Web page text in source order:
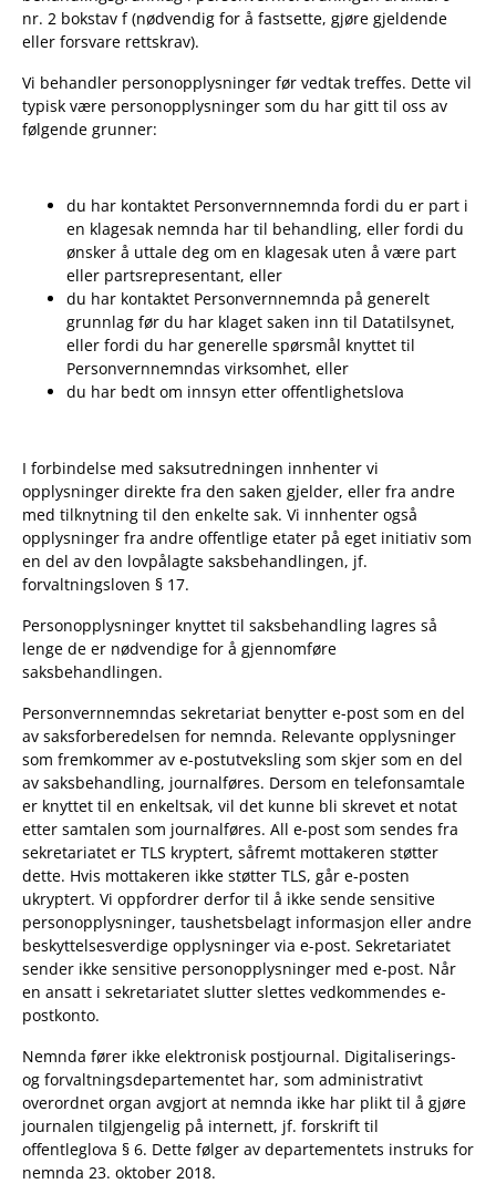
nr. 2 bokstav f (nødvendig for å fastsette, gjøre gjeldende
eller forsvare rettskrav).
Vi behandler personopplysninger før vedtak treffes. Dette vil
typisk være personopplysninger som du har gitt til oss av
følgende grunner:
du har kontaktet Personvernnemnda fordi du er part i
en klagesak nemnda har til behandling, eller fordi du
ønsker å uttale deg om en klagesak uten å være part
eller partsrepresentant, eller
du har kontaktet Personvernnemnda på generelt
grunnlag før du har klaget saken inn til Datatilsynet,
eller fordi du har generelle spørsmål knyttet til
Personvernnemndas virksomhet, eller
du har bedt om innsyn etter offentlighetslova
I forbindelse med saksutredningen innhenter vi
opplysninger direkte fra den saken gjelder, eller fra andre
med tilknytning til den enkelte sak. Vi innhenter også
opplysninger fra andre offentlige etater på eget initiativ som
en del av den lovpålagte saksbehandlingen, jf.
forvaltningsloven § 17.
Personopplysninger knyttet til saksbehandling lagres så
lenge de er nødvendige for å gjennomføre
saksbehandlingen.
Personvernnemndas sekretariat benytter e-post som en del
av saksforberedelsen for nemnda. Relevante opplysninger
som fremkommer av e-postutveksling som skjer som en del
av saksbehandling, journalføres. Dersom en telefonsamtale
er knyttet til en enkeltsak, vil det kunne bli skrevet et notat
etter samtalen som journalføres. All e-post som sendes fra
sekretariatet er TLS kryptert, såfremt mottakeren støtter
dette. Hvis mottakeren ikke støtter TLS, går e-posten
ukryptert. Vi oppfordrer derfor til å ikke sende sensitive
personopplysninger, taushetsbelagt informasjon eller andre
beskyttelsesverdige opplysninger via e-post. Sekretariatet
sender ikke sensitive personopplysninger med e-post. Når
en ansatt i sekretariatet slutter slettes vedkommendes e-
postkonto.
Nemnda fører ikke elektronisk postjournal. Digitaliserings-
og forvaltningsdepartementet har, som administrativt
overordnet organ avgjort at nemnda ikke har plikt til å gjøre
journalen tilgjengelig på internett, jf. forskrift til
offentleglova § 6. Dette følger av departementets instruks for
nemnda 23. oktober 2018.